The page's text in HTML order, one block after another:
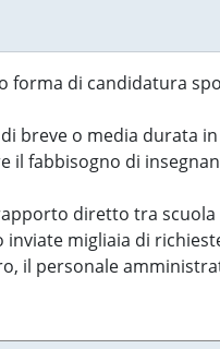
forma di candidatura
breve o media durata
fabbisogno di
diretto tra scuola
migliaia di
il personale